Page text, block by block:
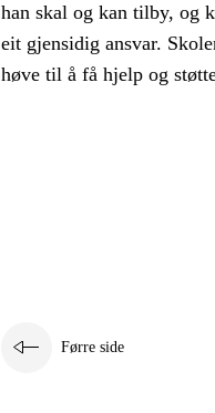
han skal og kan tilby, og
eit gjensidig ansvar.
høve til å få hjelp og
Førre side